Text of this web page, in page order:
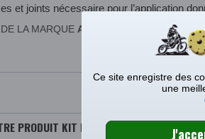
et joints nécessaire pour l’application
LA MARQUE ALL BALLS
PRODUIT KIT REPARATION MAITRE
Ce site enregistre des
une